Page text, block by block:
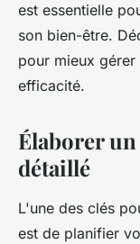
est essentielle
son bien-être.
pour mieux
efficacité.
Élaborer
détaillé
L'une des clés
est de planifier